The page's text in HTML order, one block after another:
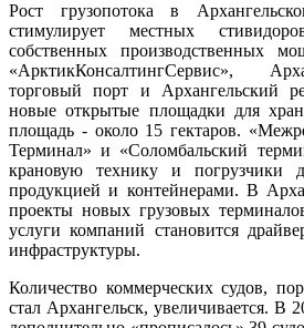
Рост грузопотока в
стимулирует местных
собственных производственных
«АрктикКонсалтингСервис»,
торговый порт и Архангельский
новые открытые площадки для
площадь - около 15 гектаров.
Терминал» и «Соломбальский
крановую технику и погрузчики
продукцией и контейнерами. В
проекты новых грузовых
услуги компаний становится
инфраструктуры.
Количество коммерческих судов,
стал Архангельск, увеличивается. В